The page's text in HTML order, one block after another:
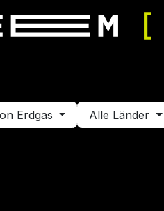
Erdgas Alle Länder